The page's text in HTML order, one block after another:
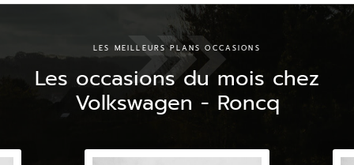
LES MEILLEURS PLANS OCCASIONS
Les occasions du mois chez
Volkswagen - Roncq